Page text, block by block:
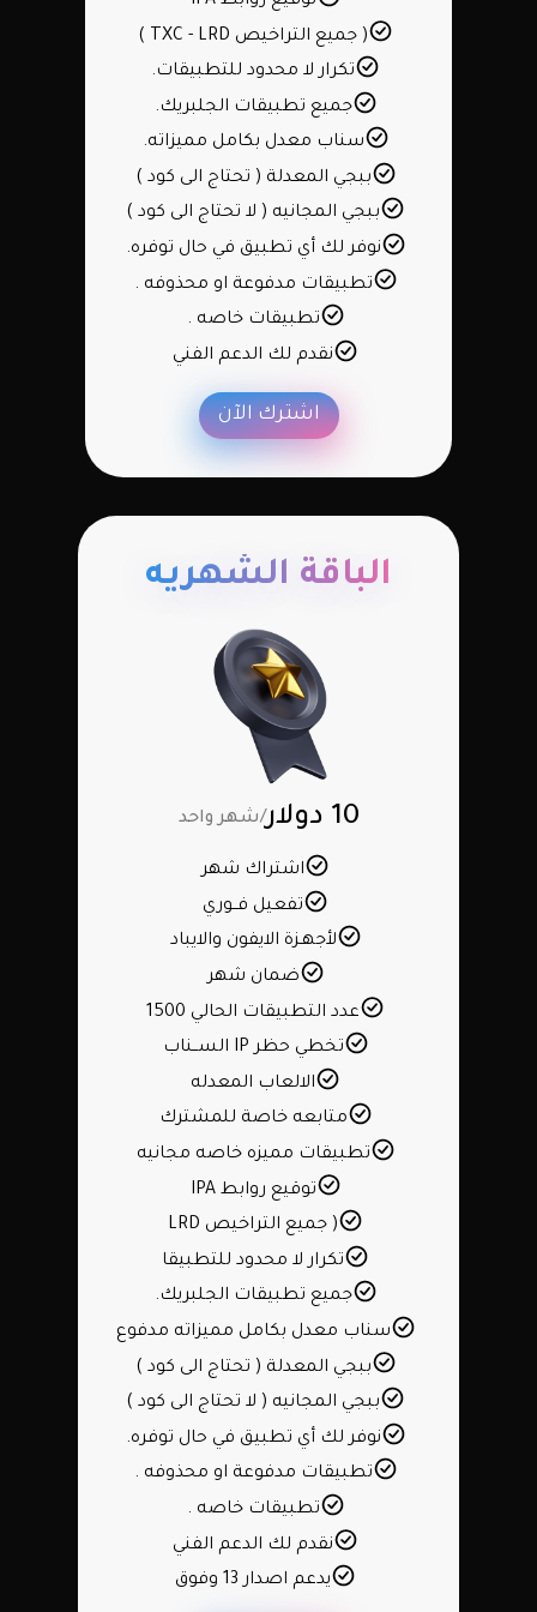
( جميع التراخيص TXC - LRD )
تكرار لا محدود للتطبيقات.
جميع تطبيقات الجلبريك.
سناب معدل بكامل مميزاته.
ببجي المعدلة ( تحتاج الى كود )
ببجي المجانيه ( لا تحتاج الى كود )
نوفر لك أي تطبيق في حال توفره.
تطبيقات مدفوعة او محذوفه .
تطبيقات خاصه .
نقدم لك الدعم الفني
اشترك الآن
الباقة الشهريه
10 دولار /شهر واحد
اشتراك شهر
تفعيل فــوري
لأجهـزة الايفون والايباد
ضمان شهر
عدد التطبيقات الحالي 1500
تخطي حظر IP الســناب
الالعاب المعدله
متابعه خاصة للمشترك
تطبيقات مميزه خاصه مجانيه
توقيع روابط IPA
( جميع التراخيص LRD
تكرار لا محدود للتطبيقا
جميع تطبيقات الجلبريك.
سناب معدل بكامل مميزاته مدفوع
ببجي المعدلة ( تحتاج الى كود )
ببجي المجانيه ( لا تحتاج الى كود )
نوفر لك أي تطبيق في حال توفره.
تطبيقات مدفوعة او محذوفه .
تطبيقات خاصه .
نقدم لك الدعم الفني
يدعم اصدار 13 وفوق